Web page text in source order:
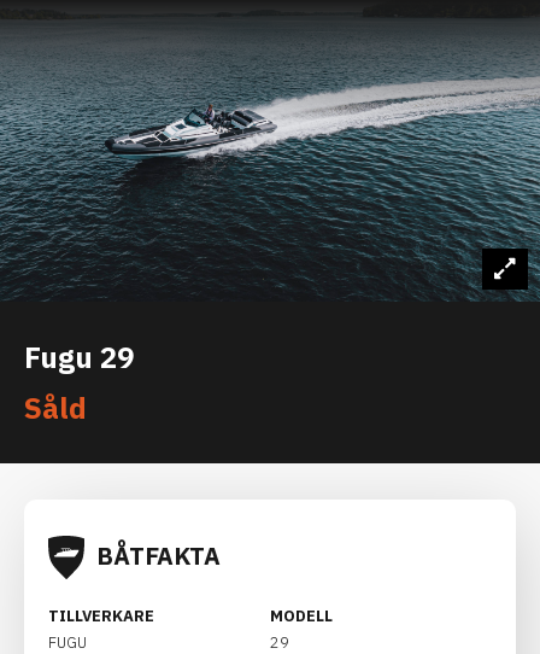
Fugu 29
Såld
BÅTFAKTA
TILLVERKARE
FUGU
MODELL
29